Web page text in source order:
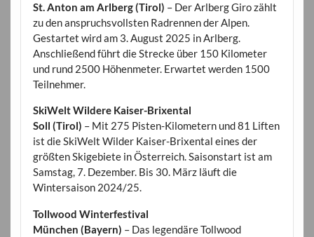
St. Anton am Arlberg (Tirol) – Der Arlberg Giro zählt
zu den anspruchsvollsten Radrennen der Alpen.
Gestartet wird am 3. August 2025 in Arlberg.
Anschließend führt die Strecke über 150 Kilometer
und rund 2500 Höhenmeter. Erwartet werden 1500
Teilnehmer.
SkiWelt Wildere Kaiser-Brixental
Soll (Tirol) – Mit 275 Pisten-Kilometern und 81 Liften
ist die SkiWelt Wilder Kaiser-Brixental eines der
größten Skigebiete in Österreich. Saisonstart ist am
Samstag, 7. Dezember. Bis 30. März läuft die
Wintersaison 2024/25.
Tollwood Winterfestival
München (Bayern) – Das legendäre Tollwood